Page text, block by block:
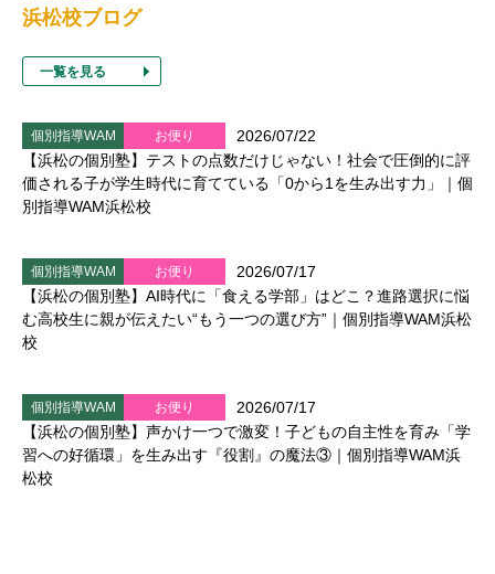
浜松校ブログ
一覧を見る
個別指導WAM お便り
2026/07/22
【浜松の個別塾】テストの点数だけじゃない！社会で圧倒的に評
価される子が学生時代に育てている「0から1を生み出す力」｜個
別指導WAM浜松校
個別指導WAM お便り
2026/07/17
【浜松の個別塾】AI時代に「食える学部」はどこ？進路選択に悩
む高校生に親が伝えたい“もう一つの選び方”｜個別指導WAM浜松
校
個別指導WAM お便り
2026/07/17
【浜松の個別塾】声かけ一つで激変！子どもの自主性を育み「学
習への好循環」を生み出す『役割』の魔法③｜個別指導WAM浜
松校